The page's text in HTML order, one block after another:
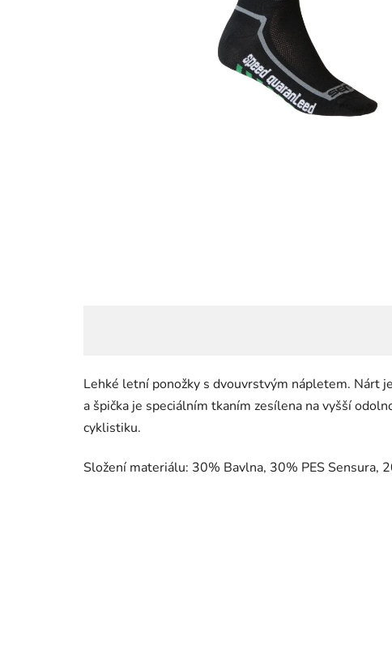
Lehké letní ponožky s dvouvrstvým nápletem. Nárt
a špička je speciálním tkaním zesílena na vyšší
cyklistiku.
Složení materiálu: 30% Bavlna, 30% PES Sensura,